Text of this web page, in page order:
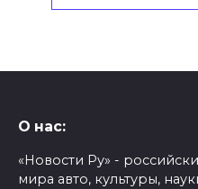
О нас:
«Новости Ру» -
мира авто, культуры,